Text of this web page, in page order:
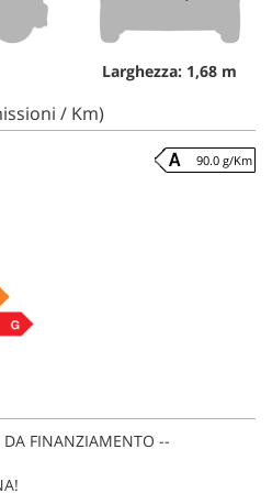
Larghezza: 1,68 m
/ Km)
90.0 g/Km
FINANZIAMENTO --